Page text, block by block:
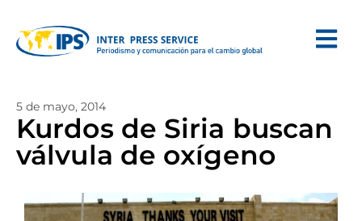
5 de mayo, 2014
Kurdos de Siria buscan
válvula de oxígeno